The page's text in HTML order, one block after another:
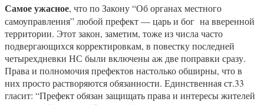
Самое ужасное, что по Закону “Об органах местного
самоуправления” любой префект — царь и бог на вверенной
территории. Этот закон, заметим, тоже из числа часто
подвергающихся корректировкам, в повестку последней
четырехдневки НС были включены аж две поправки сразу.
Права и полномочия префектов настолько обширны, что в
них просто растворяются обязанности. Единственная ст.33
гласит: “Префект обязан защищать права и интересы жителей